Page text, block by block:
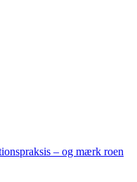
– og mærk roen